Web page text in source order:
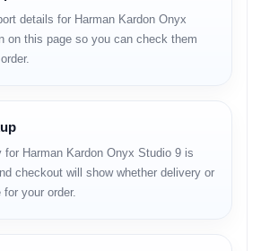
সমর্থিত ডিভাইসের সাথে পেয়ার করে সরাসরি মিউজিক
and Real-
details for Harman Kardon Onyx
on this page so you can check them
for Harman Kardon Onyx Studio 9 is
checkout will show whether delivery or
your order.